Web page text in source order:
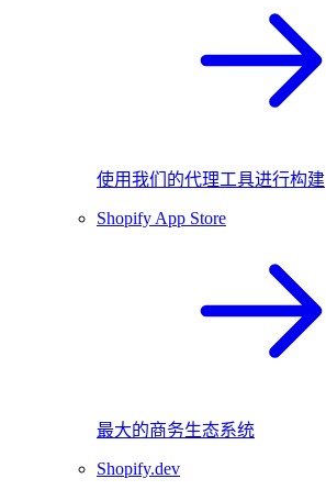
使用我们的代理工具进行构建
Shopify App Store
最大的商务生态系统
Shopify.dev